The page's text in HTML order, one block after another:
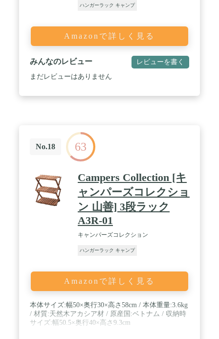
ハンガーラック キャンプ
Amazonで詳しく見る
みんなのレビュー レビューを書く
まだレビューはありません
No.18 63
Campers Collection [キ
ャンパーズコレクショ
ン 山善] 3段ラック
A3R-01
キャンパーズコレクション
ハンガーラック キャンプ
Amazonで詳しく見る
本体サイズ:幅50×奥行30×高さ58cm / 本体重量:3.6kg
/ 材質:天然木アカシア材 / 原産国:ベトナム / 収納時
サイズ:幅50.5×奥行40×高さ9.3cm